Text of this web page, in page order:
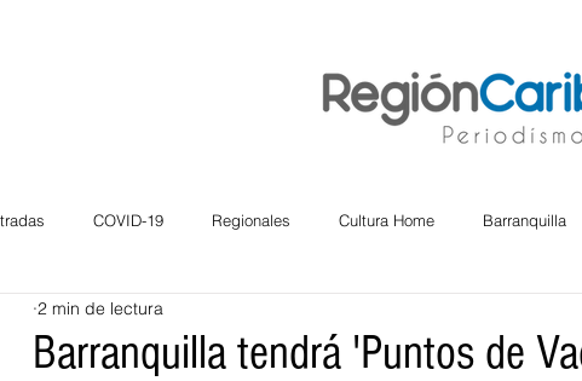
COVID-19 Regionales Cultura Home Barranquilla
Atlántico
Barranquilla tendrá 'Puntos de
2 min de lectura